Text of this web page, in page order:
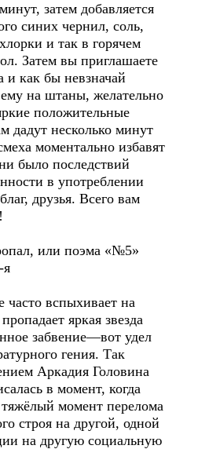
затем добавляется
синих чернил, соль,
и так в горячем
Затем вы приглашаете
и как бы невзначай
ему на штаны, желательно
положительные
дадут несколько минут
моментально избавят
было последствий
в употреблении
друзья. Всего вам
или поэма «№5»
часто вспыхивает на
яркая звезда
забвение—вот удел
гения. Так
Аркадия Головина
в момент, когда
момент перелома
строя на другой, одной
на другую социальную